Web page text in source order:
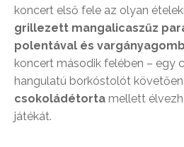
koncert első fele az olyan
grillezett mangalicaszűz
polentával és
koncert második felében – egy
hangulatú borkóstolót
csokoládétorta mellett
játékát.